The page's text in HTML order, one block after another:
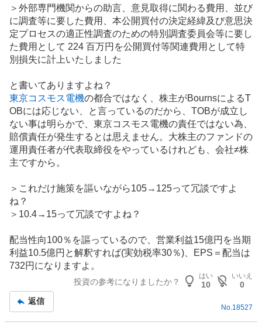
＞外部専門機関からの助言、意見取得に関わる費用、並び
に調査等に要した費用、本公開買付の決定経緯及び意思決
定プロセスの適正性調査のための特別調査委員会等に要し
た費用として 224 百万円を公開買付等関連費用として特
別損失に計上いたしました
と書いてありますよね？
東京コスモス電機の都合ではなく、株主がBournsによるT
OBには応じない、と言っているのだから、TOBが成立し
ない事は明らかで、東京コスモス電機の責任ではない為、
賠償責任が発生するとは思えません。大株主のファンドの
運用責任者が代表取締役をやっているけれども、会社≠株
主ですから。
＞これだけ施策を謳いながら105→125って冗談ですよ
ね？
＞10.4→15って冗談ですよね？
配当性向100％を謳っているので、営業利益15億円を当期
利益10.5億円と解釈すれば(実効税率30％)、EPS＝配当は
732円になりますよ。
投資の参考になりましたか？
はい
10
いいえ
0
返信
No.18527